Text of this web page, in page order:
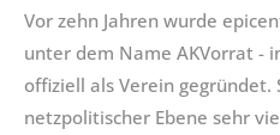
Vor zehn Jahren wurde
unter dem Name AKVorrat -
offiziell als Verein gegründet.
netzpolitischer Ebene sehr